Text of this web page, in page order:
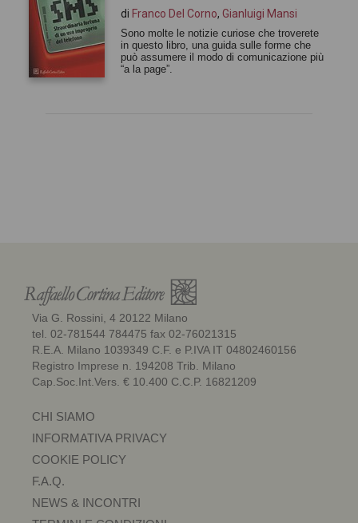
di Franco Del Corno, Gianluigi Mansi
Sono molte le notizie curiose che troverete
in questo libro, una guida sulle forme che
può assumere il modo di comunicazione più
“a la page”.
Via G. Rossini, 4 20122 Milano
tel. 02-781544 784475 fax 02-76021315
R.E.A. Milano 1039349 C.F. e P.IVA IT 04802460156
Registro Imprese n. 194208 Trib. Milano
Cap.Soc.Int.Vers. € 10.400 C.C.P. 16821209
CHI SIAMO
INFORMATIVA PRIVACY
COOKIE POLICY
F.A.Q.
NEWS & INCONTRI